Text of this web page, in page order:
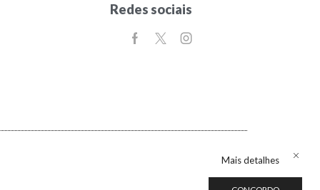
Mais detalhes
Redes sociais